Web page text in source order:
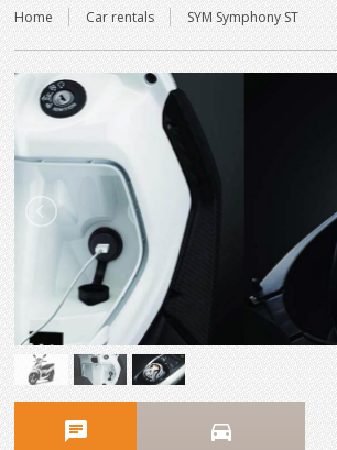
Home Car rentals SYM Symphony ST
chat directions_car